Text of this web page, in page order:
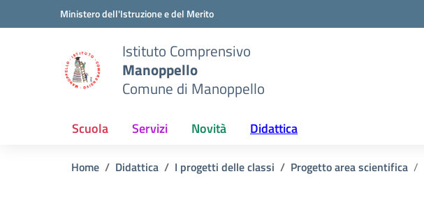
Vai ai contenuti
Vai al menu di navigazioneMinistero dell'Istruzione e del Merito
Istituto Comprensivo
Manoppello
Comune di Manoppello
Scuola Servizi Novità Didattica
Home Didattica I progetti delle classi Progetto area scientifica